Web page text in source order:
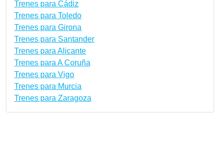
Trenes para Cádiz
Trenes para Toledo
Trenes para Girona
Trenes para Santander
Trenes para Alicante
Trenes para A Coruña
Trenes para Vigo
Trenes para Murcia
Trenes para Zaragoza